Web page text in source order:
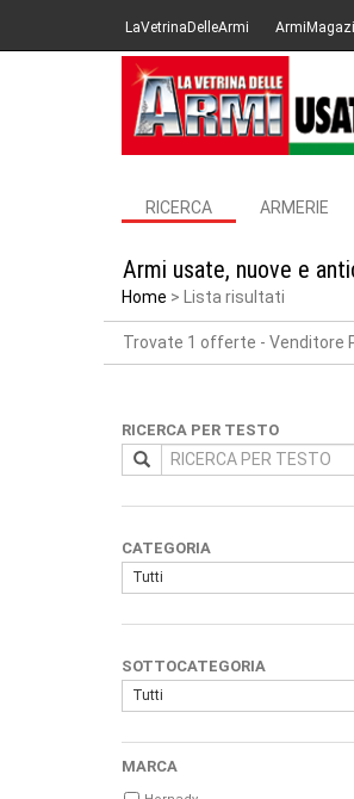
LaVetrinaDelleArmi
RICERCA ARMERIE
Armi usate, nuove e
Home Lista risultati
Trovate 1 offerte - Venditore
RICERCA PER TESTO
CATEGORIA
Tutti
SOTTOCATEGORIA
Tutti
MARCA